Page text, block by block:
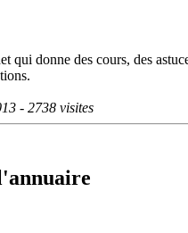
qui donne des cours, des
- 2738 visites